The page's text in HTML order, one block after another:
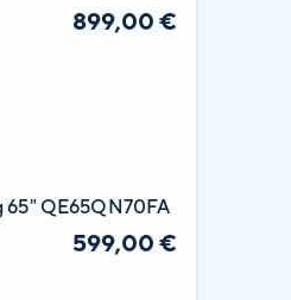
899,00 €
65" QE65QN70FA
599,00 €